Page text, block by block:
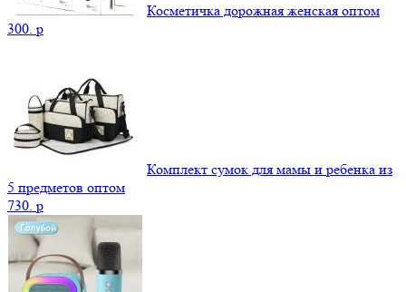
Косметичка дорожная женская оптом
300. p
Комплект сумок для мамы и ребенка из
5 предметов оптом
730. p